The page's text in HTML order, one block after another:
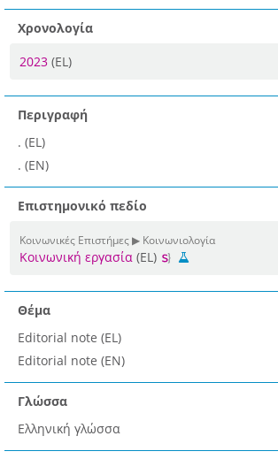
Χρονολογία
2023 (EL)
Περιγραφή
. (EL)
. (EN)
Επιστημονικό πεδίο
Κοινωνικές Επιστήμες ▶ Κοινωνιολογία
Κοινωνική εργασία (EL)
Θέμα
Editorial note (EL)
Editorial note (EN)
Γλώσσα
Ελληνική γλώσσα